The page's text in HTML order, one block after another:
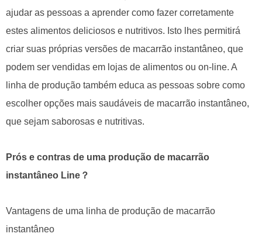
ajudar as pessoas a aprender como fazer corretamente
estes alimentos deliciosos e nutritivos. Isto lhes permitirá
criar suas próprias versões de macarrão instantâneo, que
podem ser vendidas em lojas de alimentos ou on-line. A
linha de produção também educa as pessoas sobre como
escolher opções mais saudáveis de macarrão instantâneo,
que sejam saborosas e nutritivas.
Prós e contras de uma produção de macarrão
instantâneo Line？
Vantagens de uma linha de produção de macarrão
instantâneo